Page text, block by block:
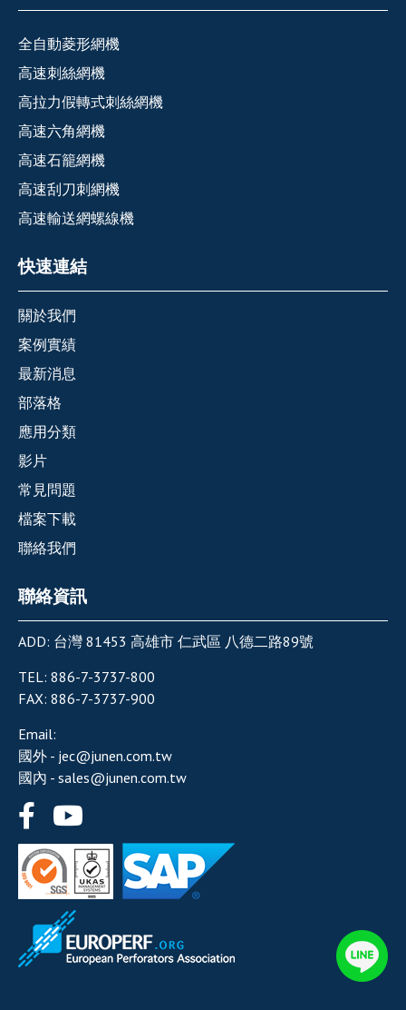
全自動菱形網機
高速刺絲網機
高拉力假轉式刺絲網機
高速六角網機
高速石籠網機
高速刮刀刺網機
高速輸送網螺線機
快速連結
關於我們
案例實績
最新消息
部落格
應用分類
影片
常見問題
檔案下載
聯絡我們
聯絡資訊
ADD: 台灣 81453 高雄市 仁武區 八德二路89號
TEL: 886-7-3737-800
FAX: 886-7-3737-900
Email:
國外 - jec@junen.com.tw
國內 - sales@junen.com.tw